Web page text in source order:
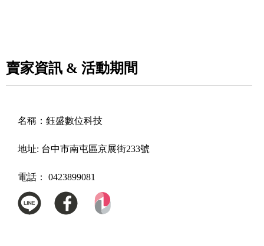
賣家資訊 & 活動期間
名稱： 鈺盛數位科技
地址: 台中市南屯區京展街233號
電話： 0423899081